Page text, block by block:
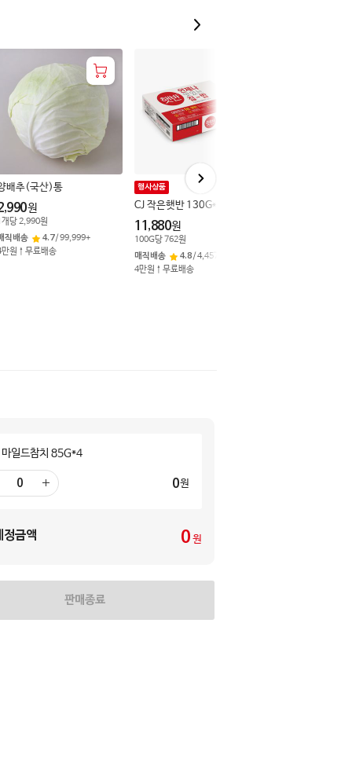
배추(국산)통
원
개당2,990원
직배송
4.7/99,999+
만원↑무료배송
CJ 작은햇반 130G*12
행사상품
11,880원
100G당762원
매직배송
4.8/4,457
4만원↑무료배송
마일드참치 85G*4
더
하
0원
정금액 0 원
판매종료